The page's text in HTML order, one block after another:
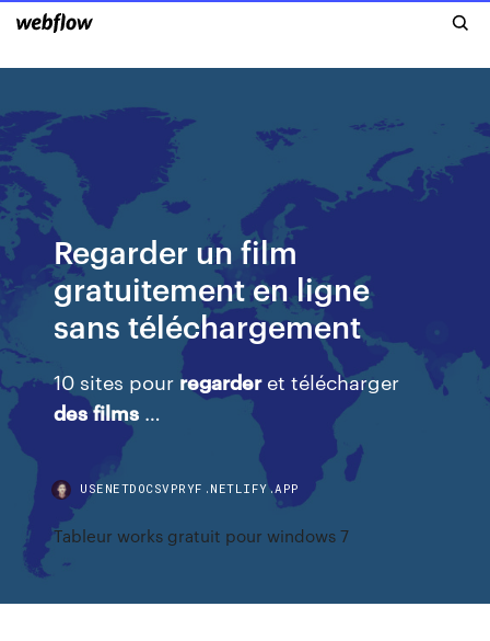
Regarder un film
gratuitement en ligne
sans téléchargement
10 sites pour regarderet télécharger
des films …
USENETDOCSVPRYF.NETLIFY.APP
Tableur works gratuit pour windows 7